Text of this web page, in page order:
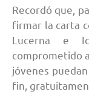
Recordó que,
firmar la carta
Lucerna e
comprometido
jóvenes
fin,